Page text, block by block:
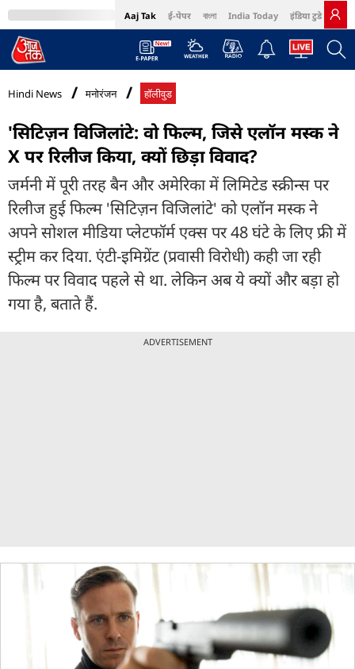
Aaj Tak ई-पेपर বাংলা India Today इंडिया टुडे हिंदी
MumbaiTak Cosmopolitan Harper's Bazaar Northeast
Hindi News मनोरंजन हॉलीवुड
'सिटिज़न विजिलांटे: वो फ‍िल्म, ज‍िसे एलॉन मस्क ने
X पर रिलीज किया, क्यों छिड़ा विवाद?
जर्मनी में पूरी तरह बैन और अमेरिका में लिमिटेड स्क्रीन्स पर
रिलीज हुई फिल्म 'सिटिज़न विजिलांटे' को एलॉन मस्क ने
अपने सोशल मीडिया प्लेटफॉर्म एक्स पर 48 घंटे के लिए फ्री में
स्ट्रीम कर दिया. एंटी-इमिग्रेंट (प्रवासी विरोधी) कही जा रही
फिल्म पर विवाद पहले से था. लेकिन अब ये क्यों और बड़ा हो
गया है, बताते हैं.
ADVERTISEMENT